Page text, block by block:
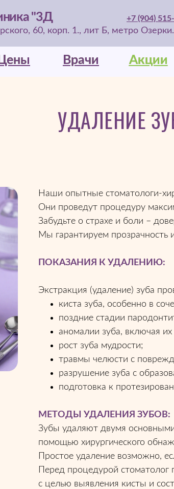
"3Д
60, корп. 1., лит Б, метро
+7 (904)
Цены
Цены Врачи
Врачи Акции
Акции
УДАЛЕНИЕ
Наши опытные стоматологи-
Они проведут процедуру
Забудьте о страхе и боли –
Мы гарантируем прозрачность
ПОКАЗАНИЯ К УДАЛЕНИЮ:
Экстракция (удаление) зуба
киста зуба, особенно в
поздние стадии
аномалии зуба, включая
рост зуба мудрости;
травмы челюсти с
разрушение зуба с
подготовка к
МЕТОДЫ УДАЛЕНИЯ ЗУБОВ:
Зубы удаляют двумя
помощью хирургического
Простое удаление возможно,
Перед процедурой
с целью выявления кисты и